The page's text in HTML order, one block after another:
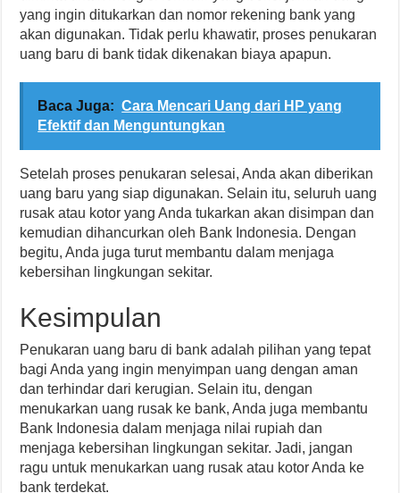
yang ingin ditukarkan dan nomor rekening bank yang
akan digunakan. Tidak perlu khawatir, proses penukaran
uang baru di bank tidak dikenakan biaya apapun.
Baca Juga: Cara Mencari Uang dari HP yang
Efektif dan Menguntungkan
Setelah proses penukaran selesai, Anda akan diberikan
uang baru yang siap digunakan. Selain itu, seluruh uang
rusak atau kotor yang Anda tukarkan akan disimpan dan
kemudian dihancurkan oleh Bank Indonesia. Dengan
begitu, Anda juga turut membantu dalam menjaga
kebersihan lingkungan sekitar.
Kesimpulan
Penukaran uang baru di bank adalah pilihan yang tepat
bagi Anda yang ingin menyimpan uang dengan aman
dan terhindar dari kerugian. Selain itu, dengan
menukarkan uang rusak ke bank, Anda juga membantu
Bank Indonesia dalam menjaga nilai rupiah dan
menjaga kebersihan lingkungan sekitar. Jadi, jangan
ragu untuk menukarkan uang rusak atau kotor Anda ke
bank terdekat.